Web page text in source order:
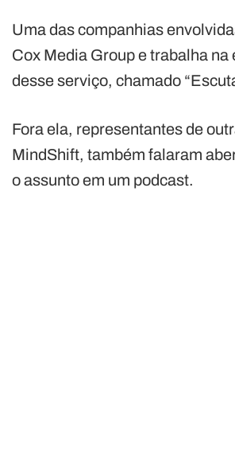
Uma das companhias
Cox Media Group e trabalha na
desse serviço, chamado
Fora ela, representantes de
MindShift, também falaram
o assunto em um podcast.